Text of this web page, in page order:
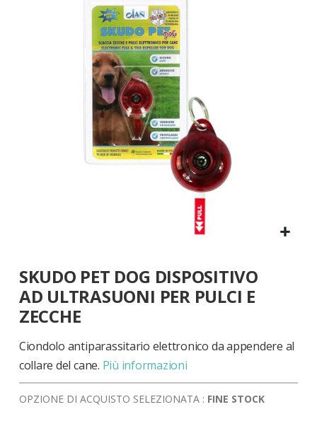
all'inizio
della
galleria
di
SKUDO PET DOG DISPOSITIVO
AD ULTRASUONI PER PULCI E
ZECCHE
Ciondolo antiparassitario elettronico da appendere al
collare del cane. Più informazioni
OPZIONE DI ACQUISTO SELEZIONATA : FINE STOCK